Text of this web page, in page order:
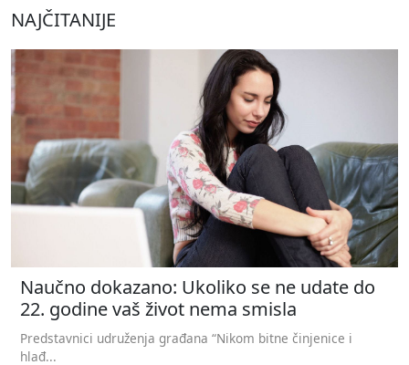
NAJČITANIJE
Naučno dokazano: Ukoliko se ne udate do
22. godine vaš život nema smisla
Predstavnici udruženja građana “Nikom bitne činjenice i
hlađ...